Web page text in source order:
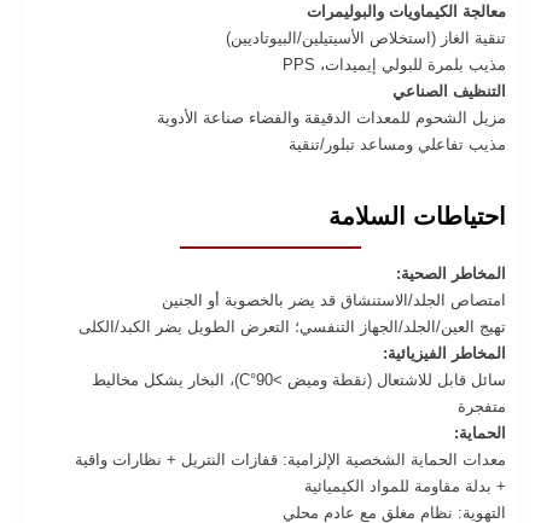
معالجة الكيماويات والبوليمرات
تنقية الغاز (استخلاص الأسيتيلين/البيوتاديين)
مذيب بلمرة للبولي إيميدات، PPS
التنظيف الصناعي
مزيل الشحوم للمعدات الدقيقة والفضاء صناعة الأدوية
مذيب تفاعلي ومساعد تبلور/تنقية
احتياطات السلامة
المخاطر الصحية:
امتصاص الجلد/الاستنشاق قد يضر بالخصوبة أو الجنين
تهيج العين/الجلد/الجهاز التنفسي؛ التعرض الطويل يضر الكبد/الكلى
المخاطر الفيزيائية:
سائل قابل للاشتعال (نقطة وميض >90°C)، البخار يشكل مخاليط
متفجرة
الحماية:
معدات الحماية الشخصية الإلزامية: قفازات النتريل + نظارات واقية
+ بدلة مقاومة للمواد الكيميائية
التهوية: نظام مغلق مع عادم محلي